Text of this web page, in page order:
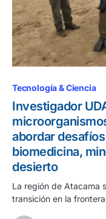
Tecnología & Ciencia
Investigador
abordar
biomedicina,
desierto
La región de Atacama
transición en la